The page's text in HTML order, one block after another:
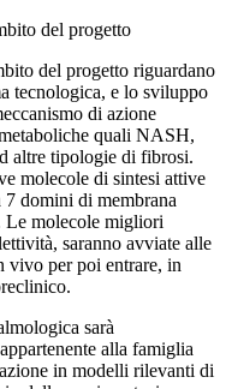
del progetto
del progetto riguardano
tecnologica, e lo sviluppo
di azione
quali NASH,
altre tipologie di fibrosi.
molecole di sintesi attive
domini di membrana
Le molecole migliori
saranno avviate alle
vivo per poi entrare, in
sarà
alla famiglia
in modelli rilevanti di